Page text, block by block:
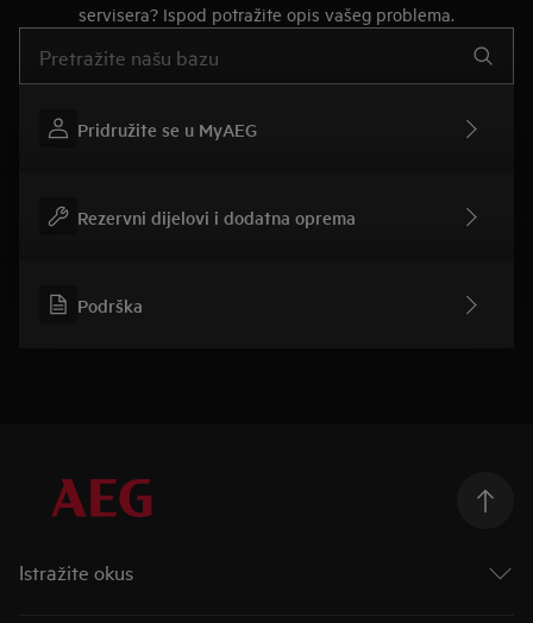
servisera? Ispod potražite opis vašeg problema.
Pridružite se u MyAEG
Rezervni dijelovi i dodatna oprema
Podrška
Istražite okus